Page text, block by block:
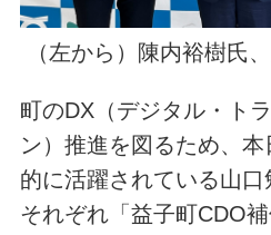
（左から）陳内裕樹氏
町のDX（デジタル・ト
ン）推進を図るため、
的に活躍されている山
それぞれ「益子町CDO